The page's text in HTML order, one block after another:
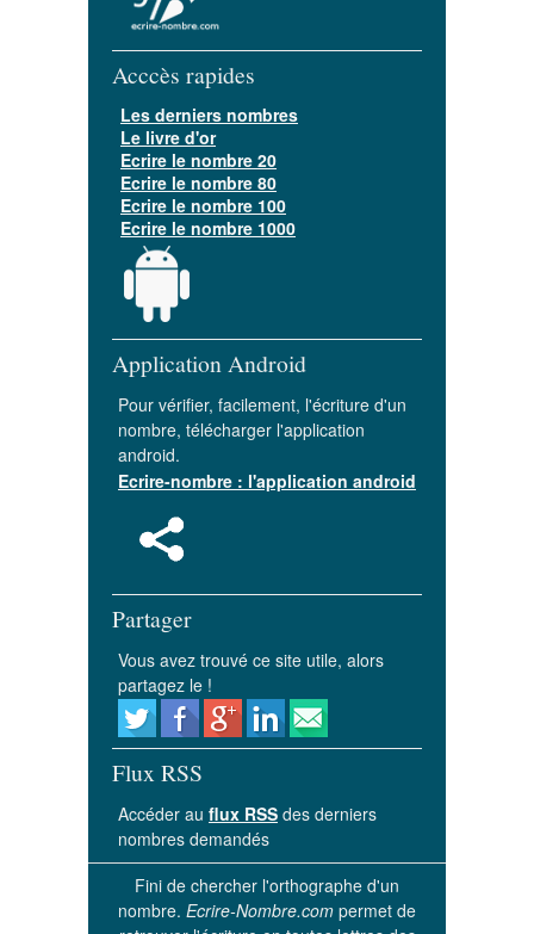
Acccès rapides
Les derniers nombres
Le livre d'or
Ecrire le nombre 20
Ecrire le nombre 80
Ecrire le nombre 100
Ecrire le nombre 1000
Application Android
Pour vérifier, facilement, l'écriture d'un
nombre, télécharger l'application
android.
Ecrire-nombre : l'application android
Partager
Vous avez trouvé ce site utile, alors
partagez le !
Flux RSS
Accéder au flux RSS des derniers
nombres demandés
Fini de chercher l'orthographe d'un
nombre. Ecrire-Nombre.com permet de